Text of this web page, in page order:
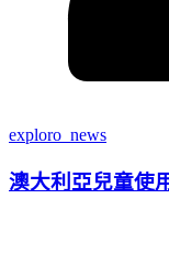
exploro_news
澳大利亞兒童使